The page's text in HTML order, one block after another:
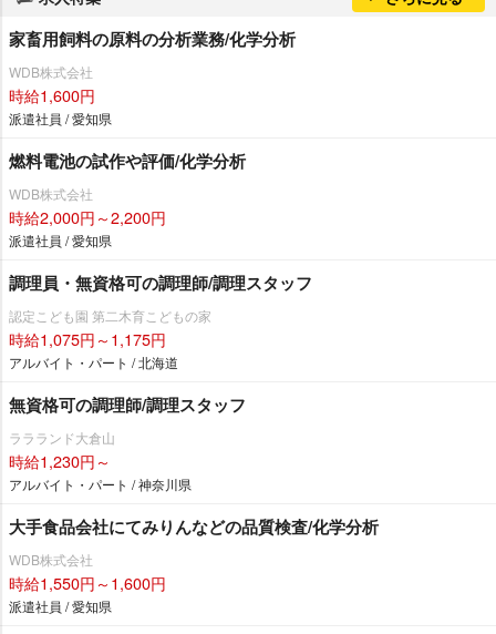
家畜用飼料の原料の分析業務/化学分析
WDB株式会社
時給1,600円
派遣社員 / 愛知県
燃料電池の試作や評価/化学分析
WDB株式会社
時給2,000円～2,200円
派遣社員 / 愛知県
調理員・無資格可の調理師/調理スタッフ
認定こども園 第二木育こどもの家
時給1,075円～1,175円
アルバイト・パート / 北海道
無資格可の調理師/調理スタッフ
ララランド大倉山
時給1,230円～
アルバイト・パート / 神奈川県
大手食品会社にてみりんなどの品質検査/化学分析
WDB株式会社
時給1,550円～1,600円
派遣社員 / 愛知県